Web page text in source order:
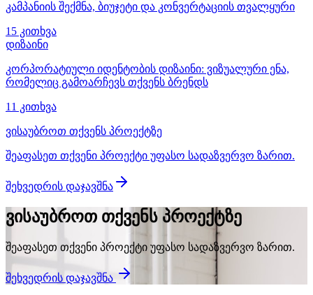
კამპანიის შექმნა, ბიუჯეტი და კონვერტაციის თვალყური
15 კითხვა
დიზაინი
კორპორატიული იდენტობის დიზაინი: ვიზუალური ენა,
რომელიც გამოარჩევს თქვენს ბრენდს
11 კითხვა
ვისაუბროთ თქვენს პროექტზე
შეაფასეთ თქვენი პროექტი უფასო სადაზვერვო ზარით.
შეხვედრის დაჯავშნა
ვისაუბროთ თქვენს პროექტზე
შეაფასეთ თქვენი პროექტი უფასო სადაზვერვო ზარით.
შეხვედრის დაჯავშნა